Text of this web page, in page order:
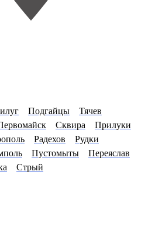
Подгайцы
Тячев
Сквира
Прилуки
Радехов
Рудки
Пустомыты
Переяслав
Стрый